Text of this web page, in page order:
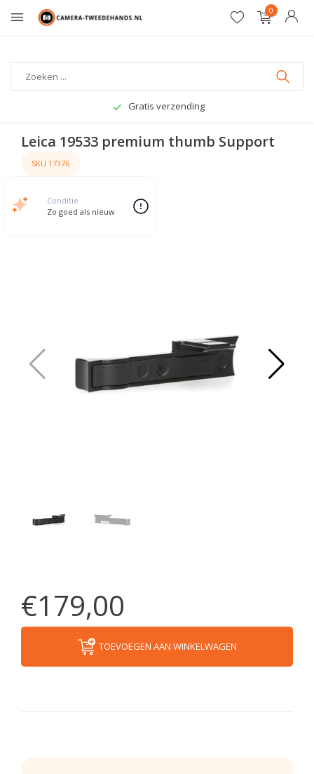
0
Gratis verzending
Leica 19533 premium thumb Support
SKU 17376
Conditie
Zo goed als nieuw
€179,00
TOEVOEGEN AAN WINKELWAGEN